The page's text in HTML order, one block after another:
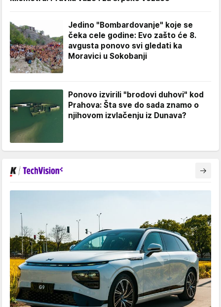
Jedino "Bombardovanje" koje se
čeka cele godine: Evo zašto će 8.
avgusta ponovo svi gledati ka
Moravici u Sokobanji
Ponovo izvirili "brodovi duhovi" kod
Prahova: Šta sve do sada znamo o
njihovom izvlačenju iz Dunava?